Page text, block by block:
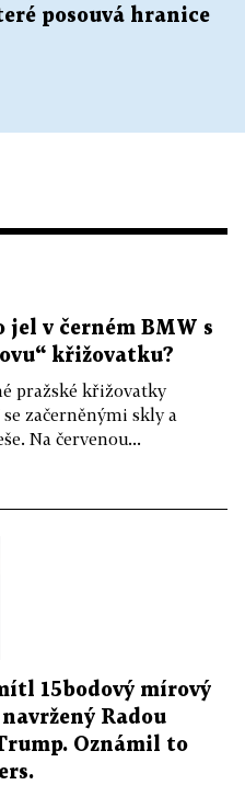
posouvá hranice
jel v černém BMW s
křižovatku?
pražské křižovatky
začerněnými skly a
Na červenou...
15bodový mírový
Radou
Oznámil to